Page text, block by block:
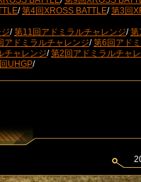
/第4回XROSS BATTLE/第3回
/第11回アドミラルチャレンジ/第
アドミラルチャレンジ/第6回アド
チャレンジ/第2回アドミラルチャ
UHGP/